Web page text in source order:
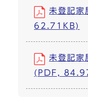
未登記家
62.71KB)
未登記家
(PDF,